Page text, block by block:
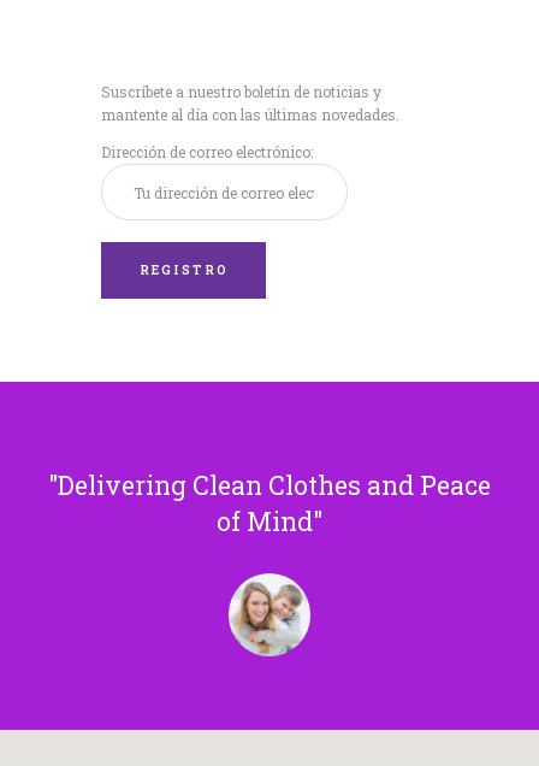
Suscríbete a nuestro boletín de noticias y
mantente al día con las últimas novedades.
Dirección de correo electrónico:
Delivering Clean Clothes and Peace
of Mind